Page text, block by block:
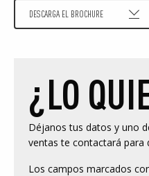
DESCARGA EL BROCHURE
¿LO
Déjanos tus datos y uno
ventas te contactará para
Los campos marcados